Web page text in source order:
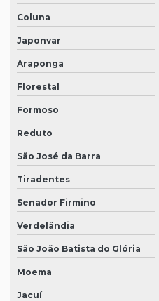
Coluna
Japonvar
Araponga
Florestal
Formoso
Reduto
São José da Barra
Tiradentes
Senador Firmino
Verdelândia
São João Batista do Glória
Moema
Jacuí